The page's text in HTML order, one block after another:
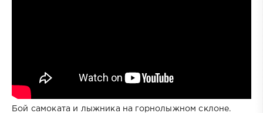
Бой самоката и лыжника на горнолыжном склоне.